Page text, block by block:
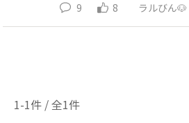
9 8 ラルびん🐶
1-1件 / 全1件